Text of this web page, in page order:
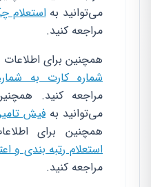
می‌توانید بهاستعلام
مراجعه کنید.
همچنین برای اطلاعات
شماره کارت به
مراجعه کنید.
می‌توانید به فیش
همچنین برای
استعلام رتبه بندی و
مراجعه کنید.